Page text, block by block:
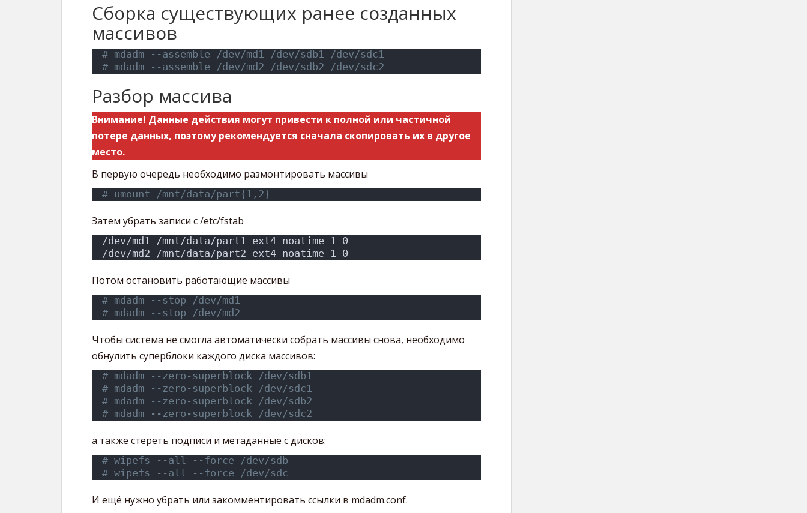
Сборка существующих ранее созданных
массивов
# mdadm --assemble /dev/md1 /dev/sdb1 /dev/sdc1
# mdadm --assemble /dev/md2 /dev/sdb2 /dev/sdc2
Разбор массива
Внимание! Данные действия могут привести к полной или частичной
потере данных, поэтому рекомендуется сначала скопировать их в другое
место.
В первую очередь необходимо размонтировать массивы
# umount /mnt/data/part{1,2}
Затем убрать записи с /etc/fstab
/dev/md1 /mnt/data/part1 ext4 noatime 1 0
/dev/md2 /mnt/data/part2 ext4 noatime 1 0
Потом остановить работающие массивы
# mdadm --stop /dev/md1
# mdadm --stop /dev/md2
Чтобы система не смогла автоматически собрать массивы снова, необходимо
обнулить суперблоки каждого диска массивов:
# mdadm --zero-superblock /dev/sdb1
# mdadm --zero-superblock /dev/sdc1
# mdadm --zero-superblock /dev/sdb2
# mdadm --zero-superblock /dev/sdc2
а также стереть подписи и метаданные с дисков:
# wipefs --all --force /dev/sdb
# wipefs --all --force /dev/sdc
И ещё нужно убрать или закомментировать ссылки в mdadm.conf.